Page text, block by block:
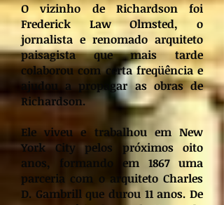
O vizinho de Richardson foi
Frederick Law Olmsted, o
jornalista e renomado arquiteto
paisagista que mais tarde
colaborou com certa freqüência e
ajudou a propagar as obras de
Richardson.
Ele viveu e trabalhou em New
York City pelos próximos oito
anos, formando em 1867 uma
parceria com o arquiteto Charles
D. Gambrill que durou 11 anos. De